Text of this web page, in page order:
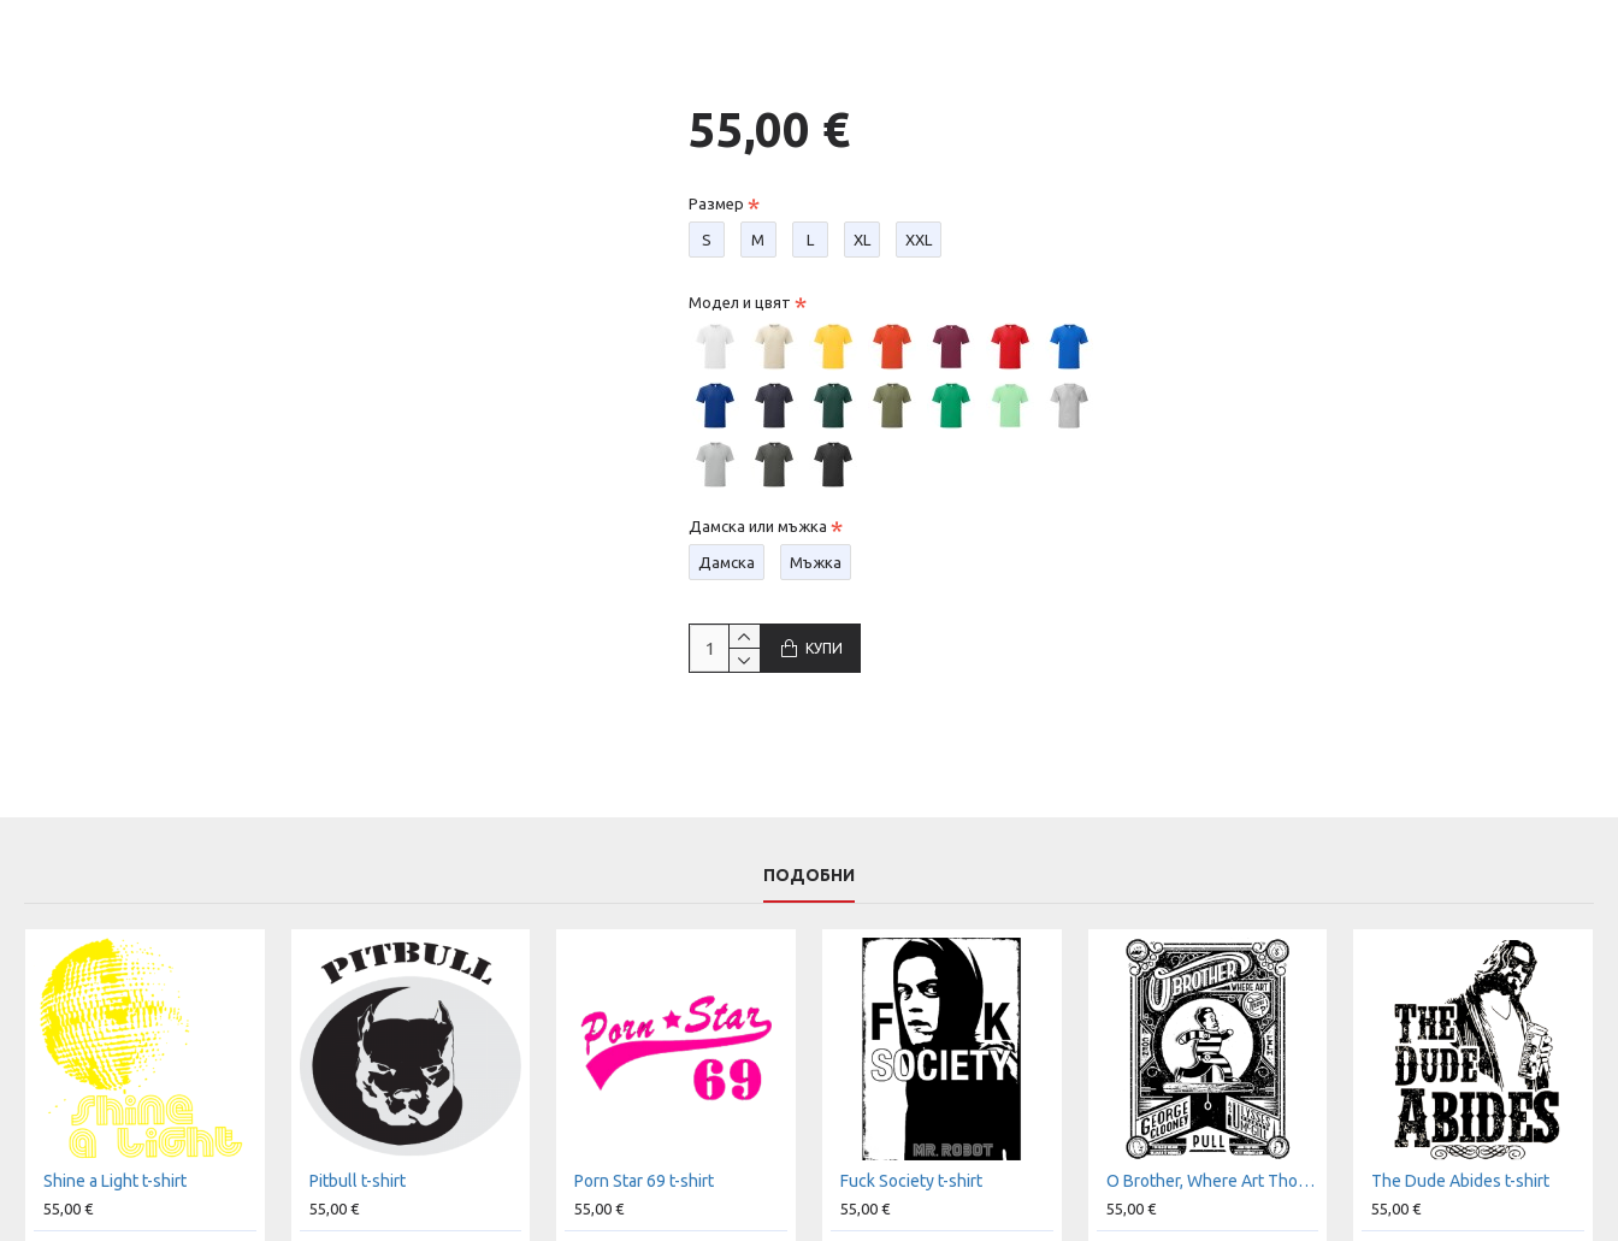
55,00 €
Размер
S М L XL XXL
Модел и цвят
Дамска или мъжка
Дамска Мъжка
КУПИ
ПОДОБНИ
Shine a Light t-shirt
55,00 €
Pitbull t-shirt
55,00 €
Porn Star 69 t-shirt
55,00 €
Fuck Society t-shirt
55,00 €
O Brother, Where Art Thou? t-shirt
55,00 €
The Dude Abides t-shirt
55,00 €